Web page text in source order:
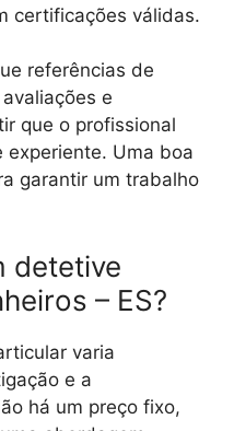
certificações válidas.
referências de
e
que o profissional
experiente. Uma boa
garantir um trabalho
detetive
– ES?
varia
e a
há um preço fixo,